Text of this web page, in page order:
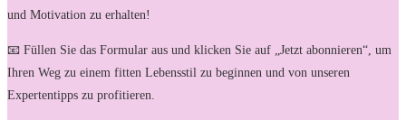
und Motivation zu erhalten!
📧 Füllen Sie das Formular aus und klicken Sie auf „Jetzt abonnieren“, um
Ihren Weg zu einem fitten Lebensstil zu beginnen und von unseren
Expertentipps zu profitieren.